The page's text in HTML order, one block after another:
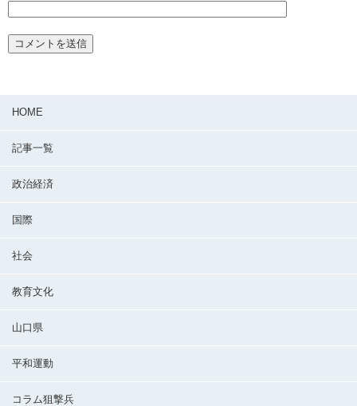
HOME
記事一覧
政治経済
国際
社会
教育文化
山口県
平和運動
コラム狙撃兵